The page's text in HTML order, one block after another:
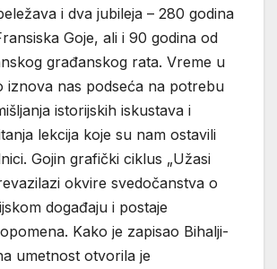
i dva jubileja – 280 godina
Goje, ali i 90 godina od
građanskog rata. Vreme u
iznova nas podseća na potrebu
istorijskih iskustava i
lekcija koje su nam ostavili
Gojin grafički ciklus „Užasi
okvire svedočanstva o
događaju i postaje
Kako je zapisao Bihalji-
umetnost otvorila je